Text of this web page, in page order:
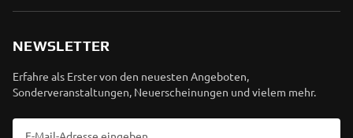
NEWSLETTER
Erfahre als Erster von den neuesten Angeboten,
Sonderveranstaltungen, Neuerscheinungen und vielem mehr.